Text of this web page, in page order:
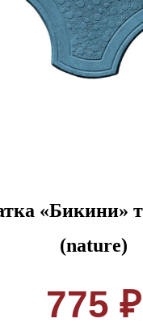
«Бикини»
(nature)
775 ₽